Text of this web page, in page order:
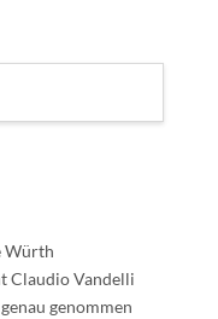
Würth
Claudio Vandelli
genommen